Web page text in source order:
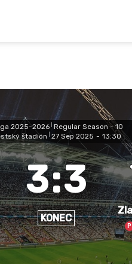
2025-2026 Regular Season - 10
štadión 27 Sep 2025 - 13:30
3:3
KONEC
P